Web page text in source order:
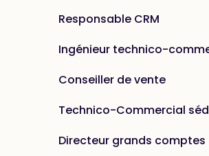
Responsable CRM
Ingénieur technico-
Conseiller de vente
Technico-Commercial
Directeur grands comptes